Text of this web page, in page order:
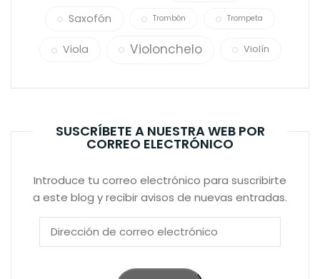
Saxofón Trombón Trompeta
Viola Violonchelo Violín
SUSCRÍBETE A NUESTRA WEB POR
CORREO ELECTRÓNICO
Introduce tu correo electrónico para suscribirte
a este blog y recibir avisos de nuevas entradas.
Dirección